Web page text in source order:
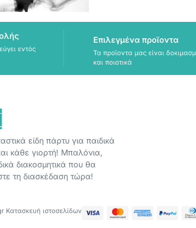
εντός
Επιλεγμένα προϊοντα
Τα προϊοντα μας είναι
και ποιοτικά
είδη πάρτυ για παιδικά
κάθε γιορτή! Μπαλόνια,
διακοσμητικά που θα
τη διασκέδαση τώρα!
ιστοσελίδων